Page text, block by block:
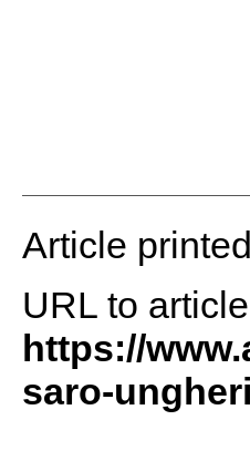
Article
URL to
https://
saro-